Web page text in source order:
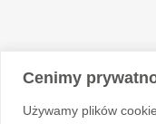
Cenimy
Używamy plików